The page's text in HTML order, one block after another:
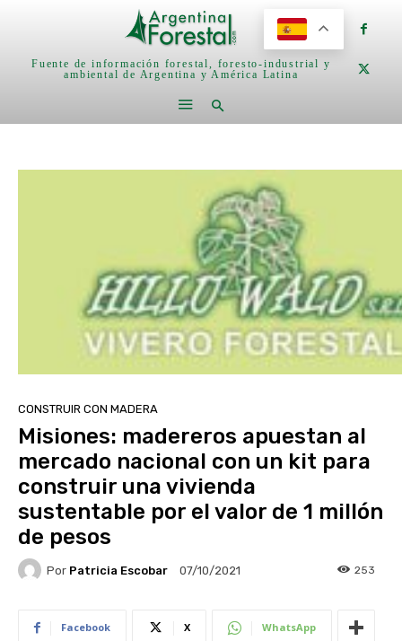
Fuente de información forestal, foresto-industrial y
ambiental de Argentina y América Latina
CONSTRUIR CON MADERA
Misiones: madereros apuestan al
mercado nacional con un kit para
construir una vivienda
sustentable por el valor de 1 millón
de pesos
Por Patricia Escobar 07/10/2021 253
Facebook X WhatsApp